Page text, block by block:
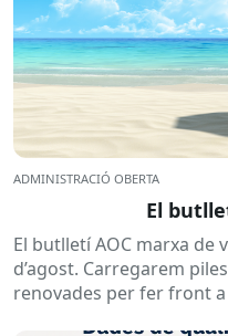
ADMINISTRACIÓ OBERTA
El
El butlletí AOC marxa de
d’agost. Carregarem
renovades per fer front